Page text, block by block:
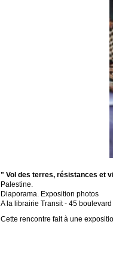
" Vol des terres, résistances et
Palestine.
Diaporama. Exposition photos
A la librairie Transit - 45
Cette rencontre fait à une